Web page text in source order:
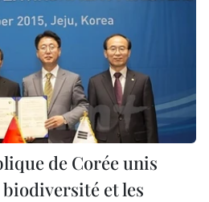
de Corée unis
et les